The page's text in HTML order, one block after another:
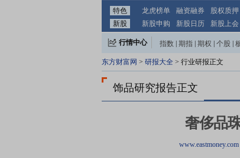
特色 龙虎榜单 融资融券 股权质押
新股
新股申购 新股日历 新股上会
行情中心 指数 期指 期权 个股
东方财富网 > 研报大全 > 行业研报正文
饰品研究报告正文
奢侈品
www.eastmoney.com